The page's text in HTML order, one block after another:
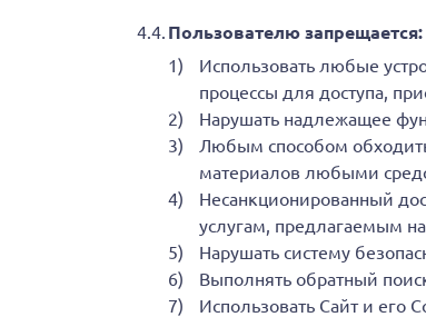
Пользователю запрещается:
Использовать любые
процессы для доступа,
Нарушать надлежащее
Любым способом
материалов любыми
Несанкционированный
услугам, предлагаемым
Нарушать систему
Выполнять обратный
Использовать Сайт и его